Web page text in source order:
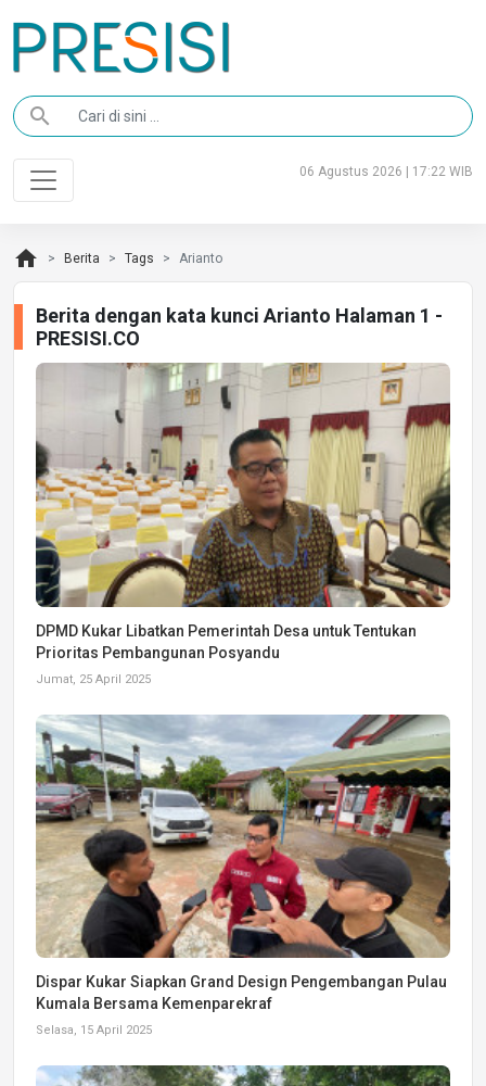
search
06 Agustus 2026 | 17:22 WIB
home Berita Tags Arianto
Berita dengan kata kunci Arianto Halaman 1 -
PRESISI.CO
DPMD Kukar Libatkan Pemerintah Desa untuk Tentukan
Prioritas Pembangunan Posyandu
Jumat, 25 April 2025
Dispar Kukar Siapkan Grand Design Pengembangan Pulau
Kumala Bersama Kemenparekraf
Selasa, 15 April 2025